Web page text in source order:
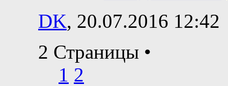
DK, 20.07.2016 12:42
2 Страницы •
1 2